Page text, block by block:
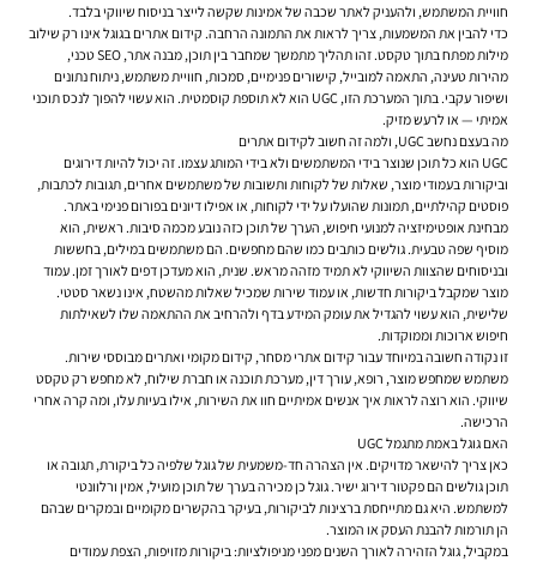
חוויית המשתמש, ולהעניק לאתר שכבה של אמינות שקשה לייצר בניסוח שיווקי בלבד.
כדי להבין את המשמעות, צריך לראות את התמונה הרחבה. קידום אתרים בגוגל אינו רק שילוב
מילות מפתח בתוך טקסט. זהו תהליך מתמשך שמחבר בין תוכן, מבנה אתר, SEO טכני,
מהירות טעינה, התאמה למובייל, קישורים פנימיים, סמכות, חוויית משתמש, ניתוח נתונים
ושיפור עקבי. בתוך המערכת הזו, UGC הוא לא תוספת קוסמטית. הוא עשוי להפוך לנכס תוכני
אמיתי — או לרעש מזיק.
מה בעצם נחשב UGC, ולמה זה חשוב לקידום אתרים
UGC הוא כל תוכן שנוצר בידי המשתמשים ולא בידי המותג עצמו. זה יכול להיות דירוגים
וביקורות בעמודי מוצר, שאלות של לקוחות ותשובות של משתמשים אחרים, תגובות לכתבות,
פוסטים קהילתיים, תמונות שהועלו על ידי לקוחות, או אפילו דיונים בפורום פנימי באתר.
מבחינת אופטימיזציה למנועי חיפוש, הערך של תוכן כזה נובע מכמה סיבות. ראשית, הוא
מוסיף שפה טבעית. גולשים כותבים כמו שהם מחפשים. הם משתמשים במילים, בחששות
ובניסוחים שהצוות השיווקי לא תמיד מזהה מראש. שנית, הוא מעדכן דפים לאורך זמן. עמוד
מוצר שמקבל ביקורות חדשות, או עמוד שירות שמכיל שאלות מהשטח, אינו נשאר סטטי.
שלישית, הוא עשוי להגדיל את עומק המידע בדף ולהרחיב את ההתאמה שלו לשאילתות
חיפוש ארוכות וממוקדות.
זו נקודה חשובה במיוחד עבור קידום אתרי מסחר, קידום מקומי ואתרים מבוססי שירות.
משתמש שמחפש מוצר, רופא, עורך דין, מערכת תוכנה או חברת שילוח, לא מחפש רק טקסט
שיווקי. הוא רוצה לראות איך אנשים אמיתיים חוו את השירות, אילו בעיות עלו, ומה קרה אחרי
הרכישה.
האם גוגל באמת מתגמל UGC
כאן צריך להישאר מדויקים. אין הצהרה חד-משמעית של גוגל שלפיה כל ביקורת, תגובה או
תוכן גולשים הם פקטור דירוג ישיר. גוגל כן מכירה בערך של תוכן מועיל, אמין ורלוונטי
למשתמש. היא גם מתייחסת ברצינות לביקורות, בעיקר בהקשרים מקומיים ובמקרים שבהם
הן תורמות להבנת העסק או המוצר.
במקביל, גוגל הזהירה לאורך השנים מפני מניפולציות: ביקורות מזויפות, הצפת עמודים